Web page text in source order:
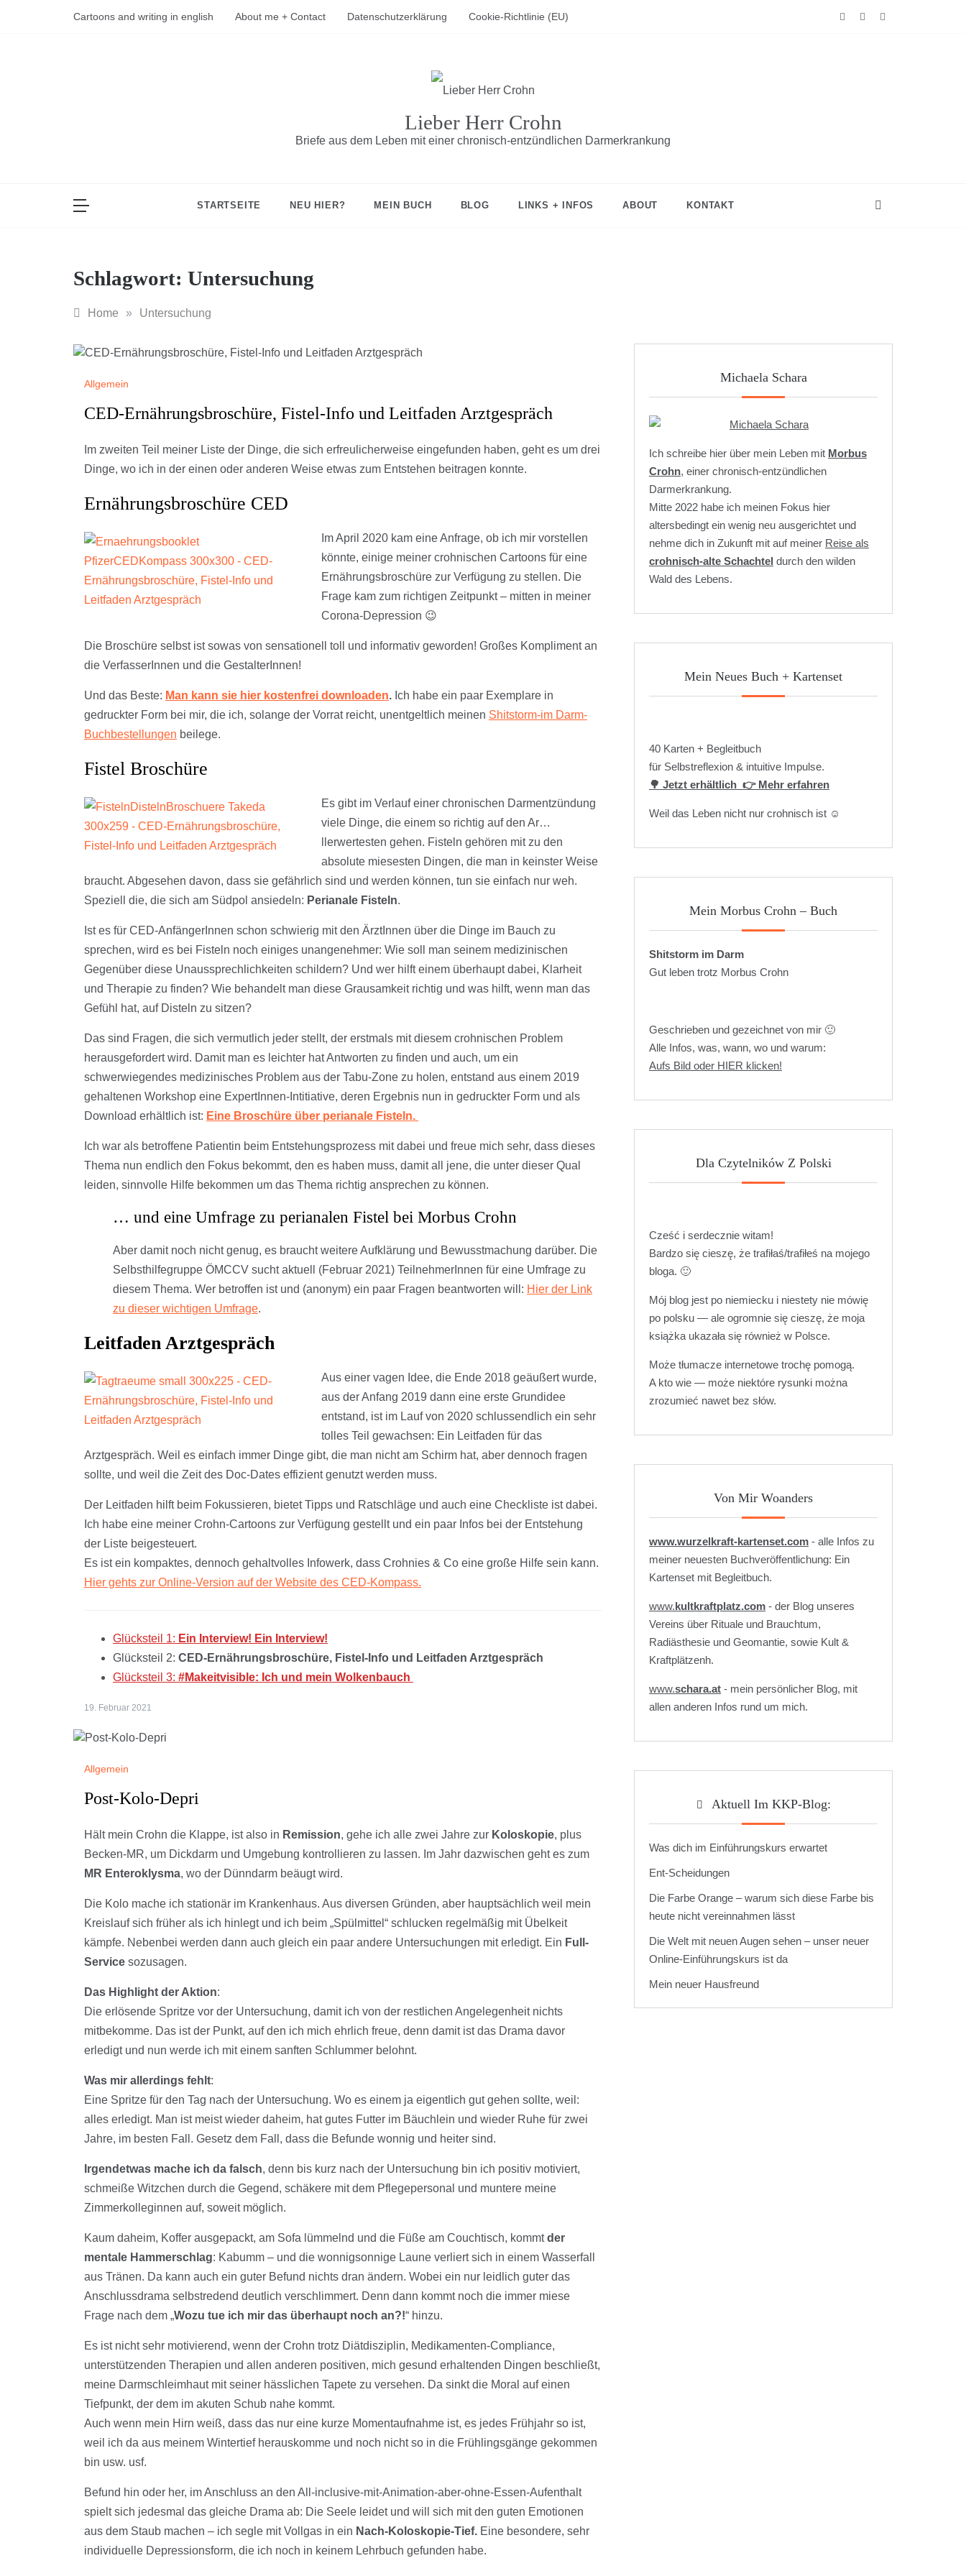
Cartoons and writing in english About me + Contact Datenschutzerklärung Cookie-Richtlinie (EU)
Lieber Herr Crohn
Briefe aus dem Leben mit einer chronisch-entzündlichen Darmerkrankung
STARTSEITE NEU HIER? MEIN BUCH BLOG LINKS + INFOS ABOUT KONTAKT
Schlagwort: Untersuchung
Home » Untersuchung
Allgemein
CED-Ernährungsbroschüre, Fistel-Info und Leitfaden Arztgespräch
Im zweiten Teil meiner Liste der Dinge, die sich erfreulicherweise eingefunden haben, geht es um drei
Dinge, wo ich in der einen oder anderen Weise etwas zum Entstehen beitragen konnte.
Ernährungsbroschüre CED
Im April 2020 kam eine Anfrage, ob ich mir vorstellen
könnte, einige meiner crohnischen Cartoons für eine
Ernährungsbroschüre zur Verfügung zu stellen. Die
Frage kam zum richtigen Zeitpunkt – mitten in meiner
Corona-Depression 😉
Die Broschüre selbst ist sowas von sensationell toll und informativ geworden! Großes Kompliment an
die VerfasserInnen und die GestalterInnen!
Und das Beste: Man kann sie hier kostenfrei downloaden. Ich habe ein paar Exemplare in
gedruckter Form bei mir, die ich, solange der Vorrat reicht, unentgeltlich meinen Shitstorm-im Darm-
Buchbestellungen beilege.
Fistel Broschüre
Es gibt im Verlauf einer chronischen Darmentzündung
viele Dinge, die einem so richtig auf den Ar…
llerwertesten gehen. Fisteln gehören mit zu den
absolute miesesten Dingen, die man in keinster Weise
braucht. Abgesehen davon, dass sie gefährlich sind und werden können, tun sie einfach nur weh.
Speziell die, die sich am Südpol ansiedeln: Perianale Fisteln.
Ist es für CED-AnfängerInnen schon schwierig mit den ÄrztInnen über die Dinge im Bauch zu
sprechen, wird es bei Fisteln noch einiges unangenehmer: Wie soll man seinem medizinischen
Gegenüber diese Unaussprechlichkeiten schildern? Und wer hilft einem überhaupt dabei, Klarheit
und Therapie zu finden? Wie behandelt man diese Grausamkeit richtig und was hilft, wenn man das
Gefühl hat, auf Disteln zu sitzen?
Das sind Fragen, die sich vermutlich jeder stellt, der erstmals mit diesem crohnischen Problem
herausgefordert wird. Damit man es leichter hat Antworten zu finden und auch, um ein
schwerwiegendes medizinisches Problem aus der Tabu-Zone zu holen, entstand aus einem 2019
gehaltenen Workshop eine ExpertInnen-Intitiative, deren Ergebnis nun in gedruckter Form und als
Download erhältlich ist: Eine Broschüre über perianale Fisteln.
Ich war als betroffene Patientin beim Entstehungsprozess mit dabei und freue mich sehr, dass dieses
Thema nun endlich den Fokus bekommt, den es haben muss, damit all jene, die unter dieser Qual
leiden, sinnvolle Hilfe bekommen um das Thema richtig ansprechen zu können.
… und eine Umfrage zu perianalen Fistel bei Morbus Crohn
Aber damit noch nicht genug, es braucht weitere Aufklärung und Bewusstmachung darüber. Die
Selbsthilfegruppe ÖMCCV sucht aktuell (Februar 2021) TeilnehmerInnen für eine Umfrage zu
diesem Thema. Wer betroffen ist und (anonym) ein paar Fragen beantworten will: Hier der Link
zu dieser wichtigen Umfrage.
Leitfaden Arztgespräch
Aus einer vagen Idee, die Ende 2018 geäußert wurde,
aus der Anfang 2019 dann eine erste Grundidee
entstand, ist im Lauf von 2020 schlussendlich ein sehr
tolles Teil gewachsen: Ein Leitfaden für das
Arztgespräch. Weil es einfach immer Dinge gibt, die man nicht am Schirm hat, aber dennoch fragen
sollte, und weil die Zeit des Doc-Dates effizient genutzt werden muss.
Der Leitfaden hilft beim Fokussieren, bietet Tipps und Ratschläge und auch eine Checkliste ist dabei.
Ich habe eine meiner Crohn-Cartoons zur Verfügung gestellt und ein paar Infos bei der Entstehung
der Liste beigesteuert.
Es ist ein kompaktes, dennoch gehaltvolles Infowerk, dass Crohnies & Co eine große Hilfe sein kann.
Hier gehts zur Online-Version auf der Website des CED-Kompass.
Glücksteil 1: Ein Interview! Ein Interview!
Glücksteil 2: CED-Ernährungsbroschüre, Fistel-Info und Leitfaden Arztgespräch
Glücksteil 3: #Makeitvisible: Ich und mein Wolkenbauch
19. Februar 2021
Allgemein
Post-Kolo-Depri
Hält mein Crohn die Klappe, ist also in Remission, gehe ich alle zwei Jahre zur Koloskopie, plus
Becken-MR, um Dickdarm und Umgebung kontrollieren zu lassen. Im Jahr dazwischen geht es zum
MR Enteroklysma, wo der Dünndarm beäugt wird.
Die Kolo mache ich stationär im Krankenhaus. Aus diversen Gründen, aber hauptsächlich weil mein
Kreislauf sich früher als ich hinlegt und ich beim „Spülmittel“ schlucken regelmäßig mit Übelkeit
kämpfe. Nebenbei werden dann auch gleich ein paar andere Untersuchungen mit erledigt. Ein Full-
Service sozusagen.
Das Highlight der Aktion:
Die erlösende Spritze vor der Untersuchung, damit ich von der restlichen Angelegenheit nichts
mitbekomme. Das ist der Punkt, auf den ich mich ehrlich freue, denn damit ist das Drama davor
erledigt und nun werde ich mit einem sanften Schlummer belohnt.
Was mir allerdings fehlt:
Eine Spritze für den Tag nach der Untersuchung. Wo es einem ja eigentlich gut gehen sollte, weil:
alles erledigt. Man ist meist wieder daheim, hat gutes Futter im Bäuchlein und wieder Ruhe für zwei
Jahre, im besten Fall. Gesetz dem Fall, dass die Befunde wonnig und heiter sind.
Irgendetwas mache ich da falsch, denn bis kurz nach der Untersuchung bin ich positiv motiviert,
schmeiße Witzchen durch die Gegend, schäkere mit dem Pflegepersonal und muntere meine
Zimmerkolleginnen auf, soweit möglich.
Kaum daheim, Koffer ausgepackt, am Sofa lümmelnd und die Füße am Couchtisch, kommtder
mentale Hammerschlag: Kabumm – und die wonnigsonnige Laune verliert sich in einem Wasserfall
aus Tränen. Da kann auch ein guter Befund nichts dran ändern. Wobei ein nur leidlich guter das
Anschlussdrama selbstredend deutlich verschlimmert. Denn dann kommt noch die immer miese
Frage nach dem „Wozu tue ich mir das überhaupt noch an?!“ hinzu.
Es ist nicht sehr motivierend, wenn der Crohn trotz Diätdisziplin, Medikamenten-Compliance,
unterstützenden Therapien und allen anderen positiven, mich gesund erhaltenden Dingen beschließt,
meine Darmschleimhaut mit seiner hässlichen Tapete zu versehen. Da sinkt die Moral auf einen
Tiefpunkt, der dem im akuten Schub nahe kommt.
Auch wenn mein Hirn weiß, dass das nur eine kurze Momentaufnahme ist, es jedes Frühjahr so ist,
weil ich da aus meinem Wintertief herauskomme und noch nicht so in die Frühlingsgänge gekommen
bin usw. usf.
Befund hin oder her, im Anschluss an den All-inclusive-mit-Animation-aber-ohne-Essen-Aufenthalt
spielt sich jedesmal das gleiche Drama ab: Die Seele leidet und will sich mit den guten Emotionen
aus dem Staub machen – ich segle mit Vollgas in ein Nach-Koloskopie-Tief. Eine besondere, sehr
individuelle Depressionsform, die ich noch in keinem Lehrbuch gefunden habe.
Michaela Schara
Ich schreibe hier über mein Leben mit Morbus
Crohn, einer chronisch-entzündlichen
Darmerkrankung.
Mitte 2022 habe ich meinen Fokus hier
altersbedingt ein wenig neu ausgerichtet und
nehme dich in Zukunft mit auf meiner Reise als
crohnisch-alte Schachtel durch den wilden
Wald des Lebens.
Mein Neues Buch + Kartenset
40 Karten + Begleitbuch
für Selbstreflexion & intuitive Impulse.
🌳 Jetzt erhältlich 👉 Mehr erfahren
Weil das Leben nicht nur crohnisch ist ☺️
Mein Morbus Crohn – Buch
Shitstorm im Darm
Gut leben trotz Morbus Crohn
Geschrieben und gezeichnet von mir 🙂
Alle Infos, was, wann, wo und warum:
Aufs Bild oder HIER klicken!
Dla Czytelników Z Polski
Cześć i serdecznie witam!
Bardzo się cieszę, że trafiłaś/trafiłeś na mojego
bloga. 🙂
Mój blog jest po niemiecku i niestety nie mówię
po polsku — ale ogromnie się cieszę, że moja
książka ukazała się również w Polsce.
Może tłumacze internetowe trochę pomogą.
A kto wie — może niektóre rysunki można
zrozumieć nawet bez słów.
Von Mir Woanders
www.wurzelkraft-kartenset.com - alle Infos zu
meiner neuesten Buchveröffentlichung: Ein
Kartenset mit Begleitbuch.
www.kultkraftplatz.com - der Blog unseres
Vereins über Rituale und Brauchtum,
Radiästhesie und Geomantie, sowie Kult &
Kraftplätzenh.
www.schara.at - mein persönlicher Blog, mit
allen anderen Infos rund um mich.
Aktuell Im KKP-Blog:
Was dich im Einführungskurs erwartet
Ent-Scheidungen
Die Farbe Orange – warum sich diese Farbe bis
heute nicht vereinnahmen lässt
Die Welt mit neuen Augen sehen – unser neuer
Online-Einführungskurs ist da
Mein neuer Hausfreund